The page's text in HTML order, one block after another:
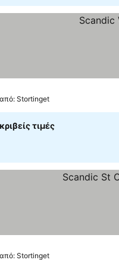
Stortinget
τιμές
Stortinget